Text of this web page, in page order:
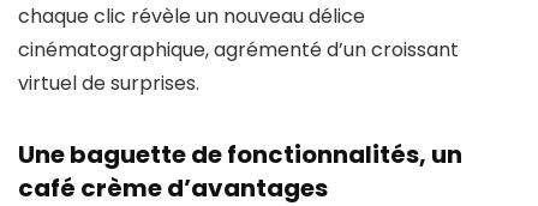
chaque clic révèle un nouveau délice
cinématographique, agrémenté d’un croissant
virtuel de surprises.
Une baguette de fonctionnalités, un
café crème d’avantages